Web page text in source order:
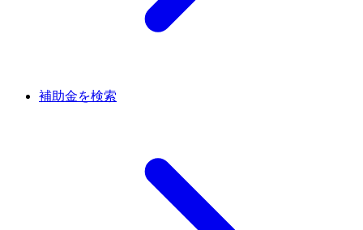
補助金を検索